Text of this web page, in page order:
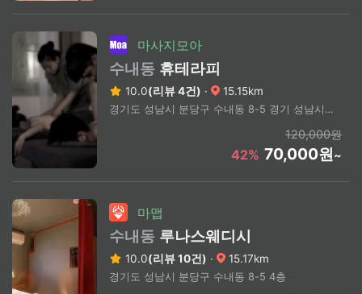
마사지모아
수내동 휴테라피
10.0(리뷰 4건) · 15.15km
경기도 성남시 분당구 수내동 8-5 경기 성남시 분당구 수내동 8-5 4층 수내역 1번출구 도보5분
120,000원
42% 70,000원~
마맵
수내동 루나스웨디시
10.0(리뷰 10건) · 15.17km
경기도 성남시 분당구 수내동 8-5 4층